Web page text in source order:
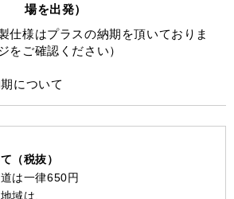
場を出発）
仕様はプラスの納期を頂いておりま
をご確認ください）
について
（税抜）
は一律650円
域は、